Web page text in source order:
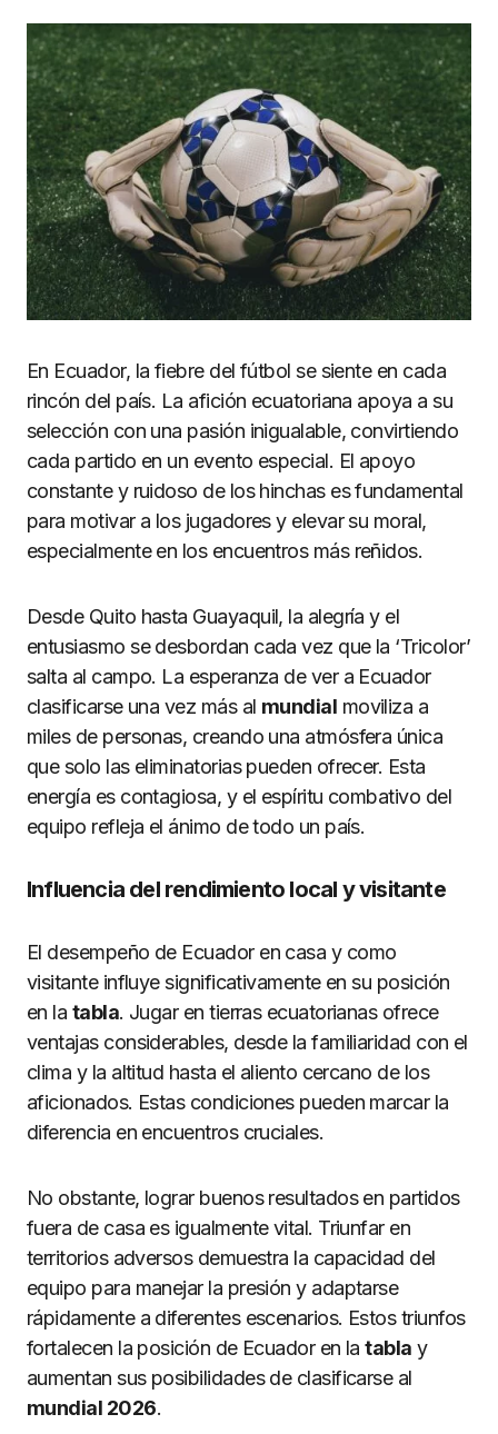
En Ecuador, la fiebre del fútbol se siente en cada
rincón del país. La afición ecuatoriana apoya a su
selección con una pasión inigualable, convirtiendo
cada partido en un evento especial. El apoyo
constante y ruidoso de los hinchas es fundamental
para motivar a los jugadores y elevar su moral,
especialmente en los encuentros más reñidos.
Desde Quito hasta Guayaquil, la alegría y el
entusiasmo se desbordan cada vez que la ‘Tricolor’
salta al campo. La esperanza de ver a Ecuador
clasificarse una vez más al mundial moviliza a
miles de personas, creando una atmósfera única
que solo las eliminatorias pueden ofrecer. Esta
energía es contagiosa, y el espíritu combativo del
equipo refleja el ánimo de todo un país.
Influencia del rendimiento local y visitante
El desempeño de Ecuador en casa y como
visitante influye significativamente en su posición
en la tabla. Jugar en tierras ecuatorianas ofrece
ventajas considerables, desde la familiaridad con el
clima y la altitud hasta el aliento cercano de los
aficionados. Estas condiciones pueden marcar la
diferencia en encuentros cruciales.
No obstante, lograr buenos resultados en partidos
fuera de casa es igualmente vital. Triunfar en
territorios adversos demuestra la capacidad del
equipo para manejar la presión y adaptarse
rápidamente a diferentes escenarios. Estos triunfos
fortalecen la posición de Ecuador en latabla y
aumentan sus posibilidades de clasificarse al
mundial 2026.